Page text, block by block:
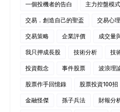
一個投機者的告白 主力控盤模式
交易．創造自己的聖盃 交易心理
交易策略 企業評價 成交量
我只押成長股 技術分析 技
投資觀念 事件股票 波浪理
股票作手回憶錄 股票投資100招
金融怪傑 孫子兵法 財報分